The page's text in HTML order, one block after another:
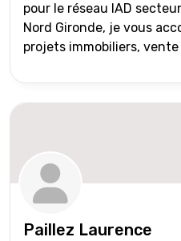
pour le réseau IAD
Nord Gironde, je vous
projets immobiliers,
Paillez Laurence